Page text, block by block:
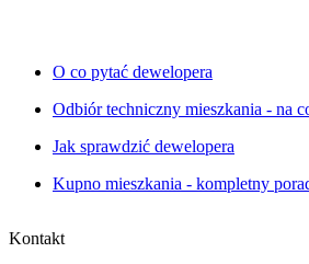
O co pytać dewelopera
Odbiór techniczny mieszkania - na
Jak sprawdzić dewelopera
Kupno mieszkania - kompletny
Kontakt